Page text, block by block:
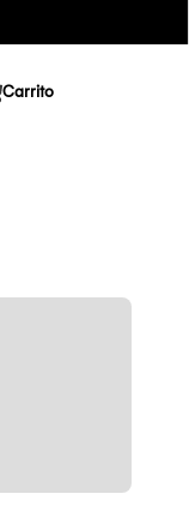
Carrito